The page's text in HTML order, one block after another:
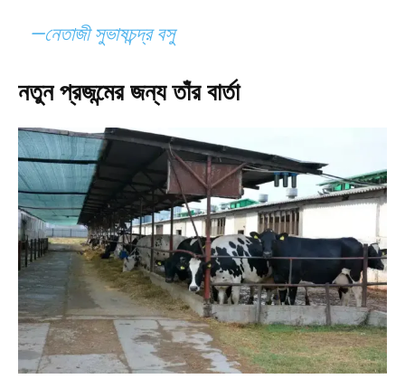
—নেতাজী সুভাষচন্দ্র বসু
নতুন প্রজন্মের জন্য তাঁর বার্তা